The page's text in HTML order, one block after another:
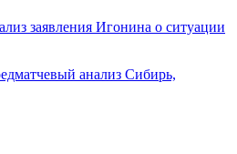
заявления Игонина о ситуации
анализ Сибирь,